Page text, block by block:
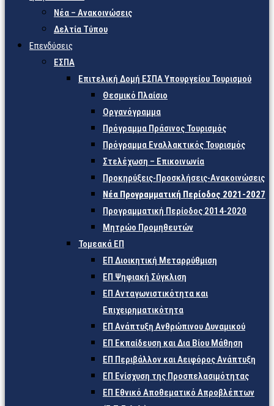
Νέα – Ανακοινώσεις
Δελτία Τύπου
Επενδύσεις
ΕΣΠΑ
Επιτελική Δομή ΕΣΠΑ Υπουργείου Τουρισμού
Θεσμικό Πλαίσιο
Οργανόγραμμα
Πρόγραμμα Πράσινος Τουρισμός
Πρόγραμμα Εναλλακτικός Τουρισμός
Στελέχωση – Επικοινωνία
Προκηρύξεις-Προσκλήσεις-Ανακοινώσεις
Νέα Προγραμματική Περίοδος 2021-2027
Προγραμματική Περίοδος 2014-2020
Μητρώο Προμηθευτών
Τομεακά ΕΠ
ΕΠ Διοικητική Μεταρρύθμιση
ΕΠ Ψηφιακή Σύγκλιση
ΕΠ Ανταγωνιστικότητα και
Επιχειρηματικότητα
ΕΠ Ανάπτυξη Ανθρώπινου Δυναμικού
ΕΠ Εκπαίδευση και Δια Βίου Μάθηση
ΕΠ Περιβάλλον και Αειφόρος Ανάπτυξη
ΕΠ Ενίσχυση της Προσπελασιμότητας
ΕΠ Εθνικό Αποθεματικό Απροβλέπτων